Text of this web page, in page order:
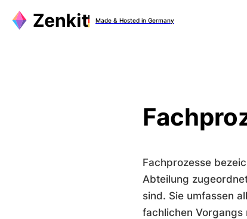
Zum
Inhalt
Made & Hosted in Germany
Fachprozesse
Abteilung
sind. Sie umfassen
fachlichen Vorgangs